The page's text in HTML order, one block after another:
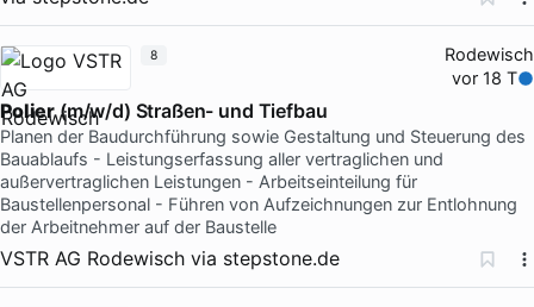
Rodewisch
vor 18 T
Polier(m/w/d) Straßen- und Tiefbau
Planen der Baudurchführung sowie Gestaltung und Steuerung des
Bauablaufs - Leistungserfassung aller vertraglichen und
außervertraglichen Leistungen - Arbeitseinteilung für
Baustellenpersonal - Führen von Aufzeichnungen zur Entlohnung
der Arbeitnehmer auf der Baustelle
VSTR AG Rodewisch via stepstone.de
8